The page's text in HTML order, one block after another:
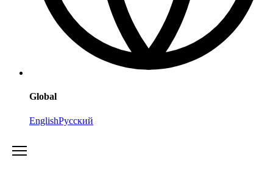
Global
EnglishРусский